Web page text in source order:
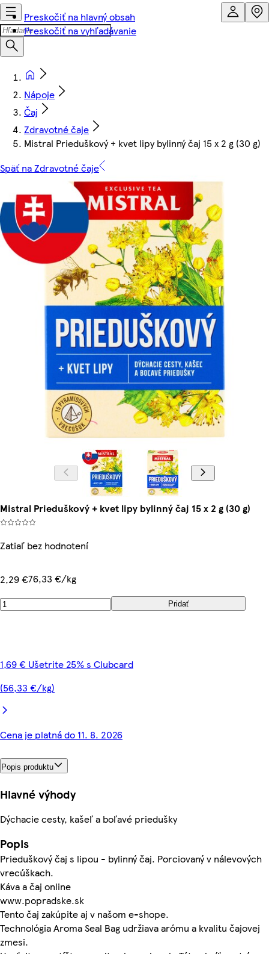
Preskočiť na hlavný obsah
Preskočiť na vyhľadávanie
Nápoje
Čaj
Zdravotné čaje
Mistral Prieduškový + kvet lipy bylinný čaj 15 x 2 g (30 g)
Späť na Zdravotné čaje
Mistral Prieduškový + kvet lipy bylinný čaj 15 x 2 g (30 g)
Zatiaľ bez hodnotení
2,29 €76,33 €/kg
Pridať
1,69 € Ušetrite 25% s Clubcard
(56,33 €/kg)
Cena je platná do 11. 8. 2026
Popis produktu
Hlavné výhody
Dýchacie cesty, kašeľ a boľavé priedušky
Popis
Prieduškový čaj s lipou - bylinný čaj. Porciovaný v nálevových
vrecúškach.
Káva a čaj online
www.popradske.sk
Tento čaj zakúpite aj v našom e-shope.
Technológia Aroma Seal Bag udržiava arómu a kvalitu čajovej
zmesi.